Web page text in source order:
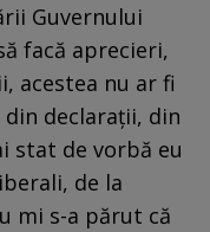
Guvernului
facă aprecieri,
acestea nu ar fi
din declarații, din
stat de vorbă eu
de la
mi s-a părut că